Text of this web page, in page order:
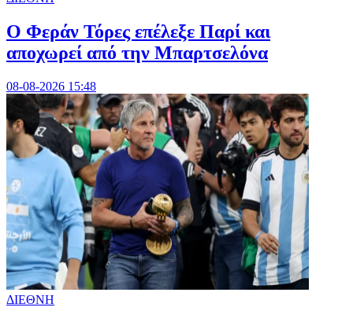
Ο Φεράν Τόρες επέλεξε Παρί και
αποχωρεί από την Μπαρτσελόνα
08-08-2026 15:48
ΔΙΕΘΝΗ